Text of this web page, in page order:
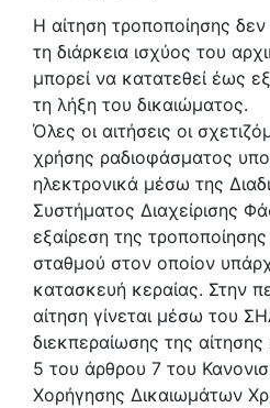
Η αίτηση τροποποίησης δεν
τη διάρκεια ισχύος του
μπορεί να κατατεθεί έως
τη λήξη του δικαιώματος.
Όλες οι αιτήσεις οι
χρήσης ραδιοφάσματος
ηλεκτρονικά μέσω της
Συστήματος Διαχείρισης
εξαίρεση της
σταθμού στον οποίον
κατασκευή κεραίας. Στην
αίτηση γίνεται μέσω του
διεκπεραίωσης της
5 του άρθρου 7 του
Χορήγησης Δικαιωμάτων